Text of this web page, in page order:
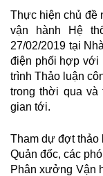
Thực hiện chủ đề
vận hành Hệ
27/02/2019 tại
điện phối hợp với
trình Thảo luận
trong thời qua và
gian tới.
Tham dự đợt thảo
Quản đốc, các
Phân xưởng Vận